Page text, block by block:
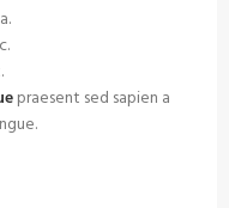
praesent sed sapien a